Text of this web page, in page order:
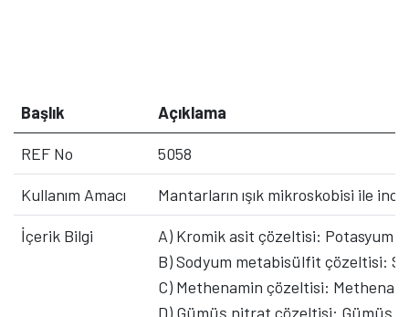
Başlık Açıklama
REF No 5058
Kullanım Amacı Mantarların ışık mikroskobisi ile
İçerik Bilgi
A) Kromik asit çözeltisi: Potasyum
B) Sodyum metabisülfit çözeltisi:
C) Methenamin çözeltisi:
D) Gümüş nitrat çözeltisi: Gümüş